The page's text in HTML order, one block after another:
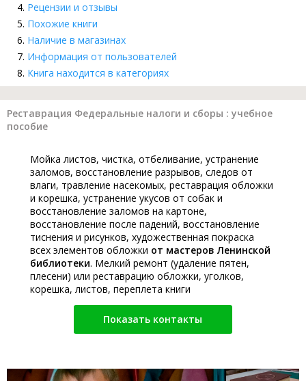
Рецензии и отзывы
Похожие книги
Наличие в магазинах
Информация от пользователей
Книга находится в категориях
Реставрация Федеральные налоги и сборы : учебное
пособие
Мойка листов, чистка, отбеливание, устранение
заломов, восстановление разрывов, следов от
влаги, травление насекомых, реставрация обложки
и корешка, устранение укусов от собак и
восстановление заломов на картоне,
восстановление после падений, восстановление
тиснения и рисунков, художественная покраска
всех элементов обложки от мастеров Ленинской
библиотеки. Мелкий ремонт (удаление пятен,
плесени) или реставрацию обложки, уголков,
корешка, листов, переплета книги
Показать контакты